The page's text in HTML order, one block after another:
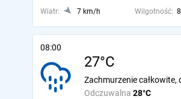
Wiatr: 7 km/h Wilgotność:
08:00
27°C
Odczuwalna 28°C
Zachmurzenie całkowite,